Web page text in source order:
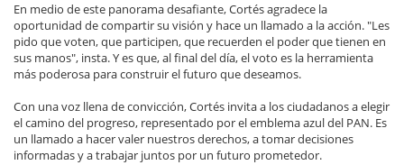
En medio de este panorama desafiante, Cortés agradece la
oportunidad de compartir su visión y hace un llamado a la acción. "Les
pido que voten, que participen, que recuerden el poder que tienen en
sus manos", insta. Y es que, al final del día, el voto es la herramienta
más poderosa para construir el futuro que deseamos.
Con una voz llena de convicción, Cortés invita a los ciudadanos a elegir
el camino del progreso, representado por el emblema azul del PAN. Es
un llamado a hacer valer nuestros derechos, a tomar decisiones
informadas y a trabajar juntos por un futuro prometedor.